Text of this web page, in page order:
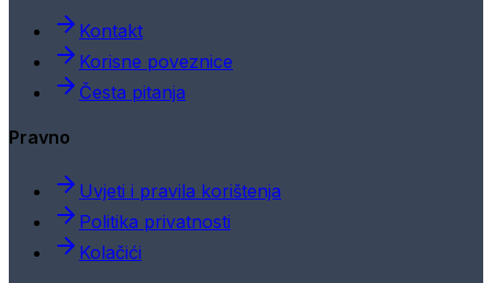
Kontakt
Korisne poveznice
Česta pitanja
Pravno
Uvjeti i pravila korištenja
Politika privatnosti
Kolačići